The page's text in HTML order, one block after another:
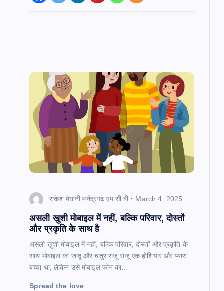
राकेश मेघानी मनेंद्रगढ़ एम सी बी March 4, 2025
असली खुशी मोबाइल में नहीं, बल्कि परिवार, दोस्तों
और प्रकृति के साथ है
असली खुशी मोबाइल में नहीं, बल्कि परिवार, दोस्तों और प्रकृति के
साथ मोबाइल का जादू और चतुर राजू राजू एक होशियार और प्यारा
बच्चा था, लेकिन उसे मोबाइल फोन का…
Spread the love